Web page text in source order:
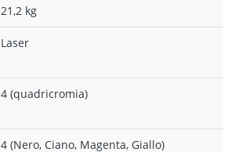
21,2 kg
Laser
4 (quadricromia)
4 (Nero, Ciano, Magenta, Giallo)